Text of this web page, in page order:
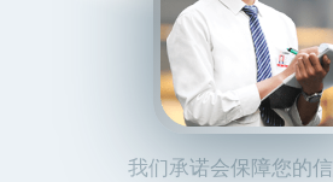
我们承诺会保障您的